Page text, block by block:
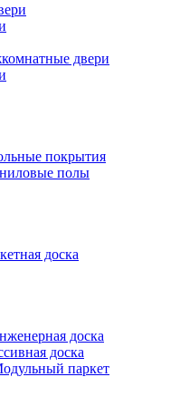
двери
покрытия
полы
доска
доска
доска
паркет